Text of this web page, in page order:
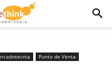
Punto de Venta